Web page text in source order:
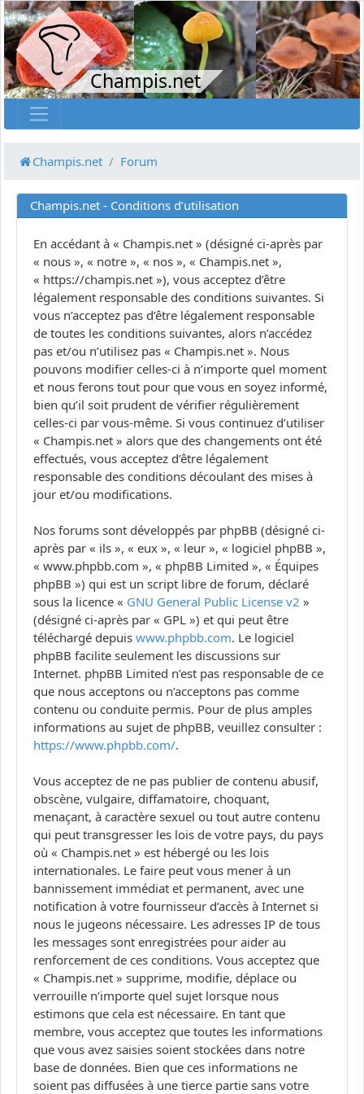
Champis.net
Champis.net Forum
Champis.net - Conditions d’utilisation
En accédant à « Champis.net » (désigné ci-après par
« nous », « notre », « nos », « Champis.net »,
« https://champis.net »), vous acceptez d’être
légalement responsable des conditions suivantes. Si
vous n’acceptez pas d’être légalement responsable
de toutes les conditions suivantes, alors n’accédez
pas et/ou n’utilisez pas « Champis.net ». Nous
pouvons modifier celles-ci à n’importe quel moment
et nous ferons tout pour que vous en soyez informé,
bien qu’il soit prudent de vérifier régulièrement
celles-ci par vous-même. Si vous continuez d’utiliser
« Champis.net » alors que des changements ont été
effectués, vous acceptez d’être légalement
responsable des conditions découlant des mises à
jour et/ou modifications.
Nos forums sont développés par phpBB (désigné ci-
après par « ils », « eux », « leur », « logiciel phpBB »,
« www.phpbb.com », « phpBB Limited », « Équipes
phpBB ») qui est un script libre de forum, déclaré
sous la licence « GNU General Public License v2 »
(désigné ci-après par « GPL ») et qui peut être
téléchargé depuis www.phpbb.com. Le logiciel
phpBB facilite seulement les discussions sur
Internet. phpBB Limited n’est pas responsable de ce
que nous acceptons ou n’acceptons pas comme
contenu ou conduite permis. Pour de plus amples
informations au sujet de phpBB, veuillez consulter :
https://www.phpbb.com/.
Vous acceptez de ne pas publier de contenu abusif,
obscène, vulgaire, diffamatoire, choquant,
menaçant, à caractère sexuel ou tout autre contenu
qui peut transgresser les lois de votre pays, du pays
où « Champis.net » est hébergé ou les lois
internationales. Le faire peut vous mener à un
bannissement immédiat et permanent, avec une
notification à votre fournisseur d’accès à Internet si
nous le jugeons nécessaire. Les adresses IP de tous
les messages sont enregistrées pour aider au
renforcement de ces conditions. Vous acceptez que
« Champis.net » supprime, modifie, déplace ou
verrouille n’importe quel sujet lorsque nous
estimons que cela est nécessaire. En tant que
membre, vous acceptez que toutes les informations
que vous avez saisies soient stockées dans notre
base de données. Bien que ces informations ne
soient pas diffusées à une tierce partie sans votre